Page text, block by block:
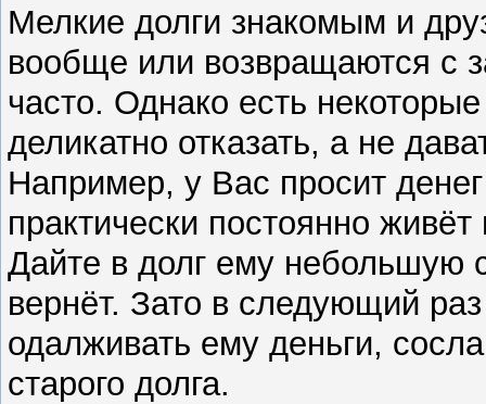
Мелкие долги знакомым и
вообще или возвращаются с
часто. Однако есть
деликатно отказать, а не
Например, у Вас просит
практически постоянно
Дайте в долг ему небольшую
вернёт. Зато в следующий
одалживать ему деньги,
старого долга.